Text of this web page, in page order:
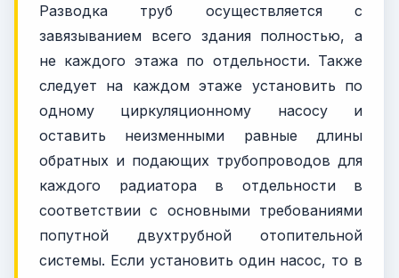
Разводка труб осуществляется с
завязыванием всего здания полностью, а
не каждого этажа по отдельности. Также
следует на каждом этаже установить по
одному циркуляционному насосу и
оставить неизменными равные длины
обратных и подающих трубопроводов для
каждого радиатора в отдельности в
соответствии с основными требованиями
попутной двухтрубной отопительной
системы. Если установить один насос, то в